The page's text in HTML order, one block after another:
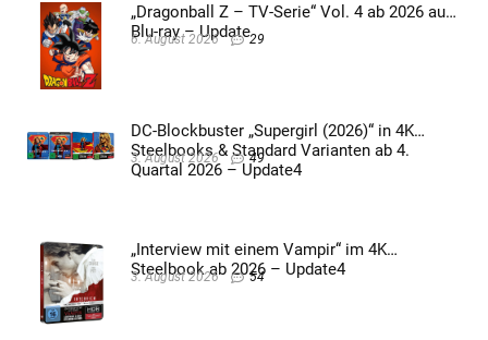
„Dragonball Z – TV-Serie“ Vol. 4 ab 2026 auf
Blu-ray – Update
6. August 2026 29
DC-Blockbuster „Supergirl (2026)“ in 4K
Steelbooks & Standard Varianten ab 4.
Quartal 2026 – Update4
3. August 2026 49
„Interview mit einem Vampir“ im 4K
Steelbook ab 2026 – Update4
3. August 2026 54